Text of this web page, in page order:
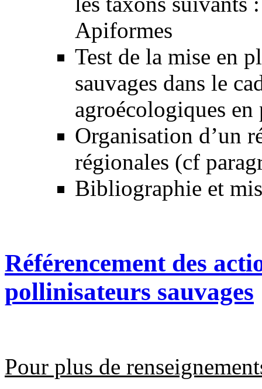
Apiformes
Test de la mise en
sauvages dans le
agroécologiques
Organisation d’un
régionales (cf
Bibliographie et
Référencement des
pollinisateurs sauvages
Pour plus de